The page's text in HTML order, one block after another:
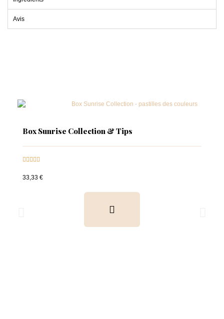
Avis
Box Sunrise Collection & Tips

33,33 €